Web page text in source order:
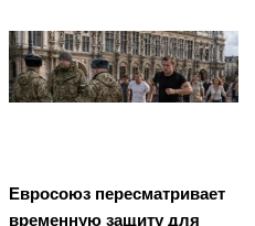
Евросоюз пересматривает
временную защиту для